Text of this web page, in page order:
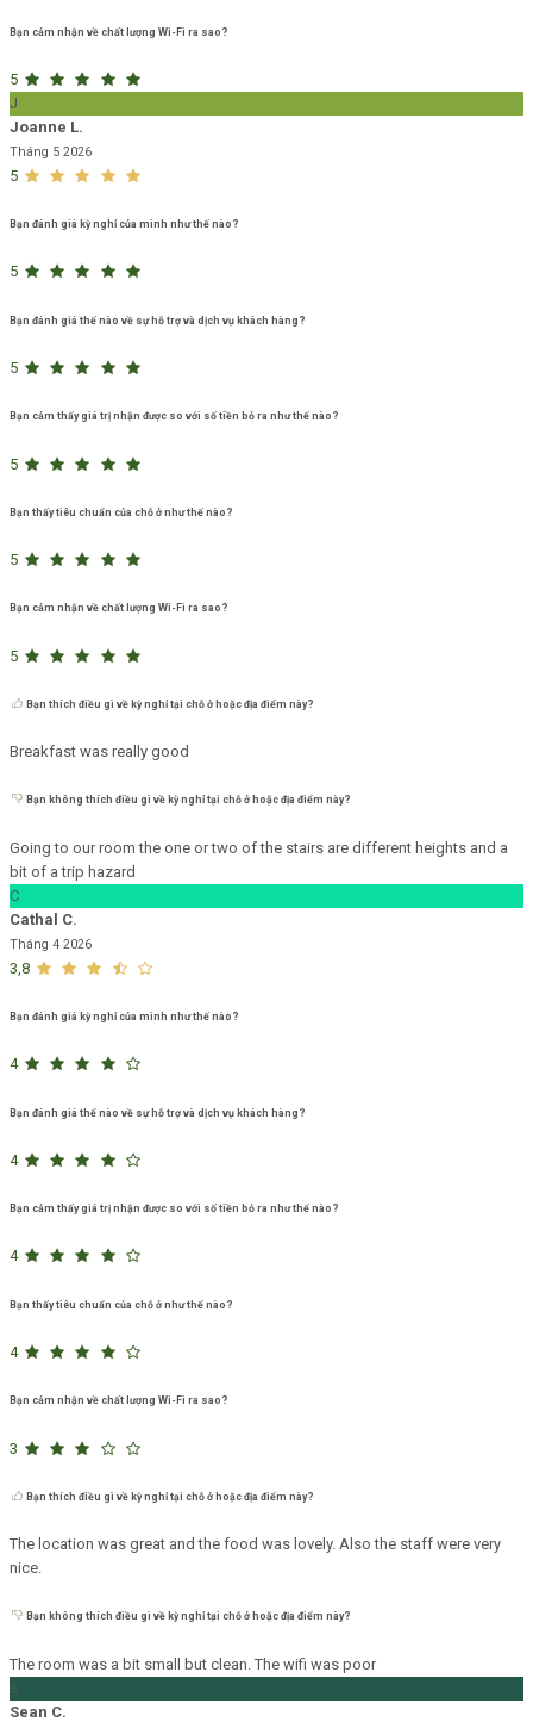
Bạn cảm nhận về chất lượng Wi-Fi ra sao?
5
J
Joanne L.
Tháng 5 2026
5
Bạn đánh giá kỳ nghỉ của mình như thế nào?
5
Bạn đánh giá thế nào về sự hỗ trợ và dịch vụ khách hàng?
5
Bạn cảm thấy giá trị nhận được so với số tiền bỏ ra như thế nào?
5
Bạn thấy tiêu chuẩn của chỗ ở như thế nào?
5
Bạn cảm nhận về chất lượng Wi-Fi ra sao?
5
Bạn thích điều gì về kỳ nghỉ tại chỗ ở hoặc địa điểm này?
Breakfast was really good
Bạn không thích điều gì về kỳ nghỉ tại chỗ ở hoặc địa điểm này?
Going to our room the one or two of the stairs are different heights and a
bit of a trip hazard
C
Cathal C.
Tháng 4 2026
3,8
Bạn đánh giá kỳ nghỉ của mình như thế nào?
4
Bạn đánh giá thế nào về sự hỗ trợ và dịch vụ khách hàng?
4
Bạn cảm thấy giá trị nhận được so với số tiền bỏ ra như thế nào?
4
Bạn thấy tiêu chuẩn của chỗ ở như thế nào?
4
Bạn cảm nhận về chất lượng Wi-Fi ra sao?
3
Bạn thích điều gì về kỳ nghỉ tại chỗ ở hoặc địa điểm này?
The location was great and the food was lovely. Also the staff were very
nice.
Bạn không thích điều gì về kỳ nghỉ tại chỗ ở hoặc địa điểm này?
The room was a bit small but clean. The wifi was poor
S
Sean C.